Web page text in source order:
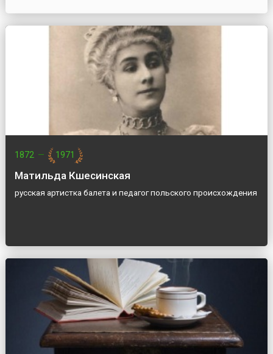
1872 — 1971
Матильда Кшесинская
русская артистка балета и педагог польского происхождения